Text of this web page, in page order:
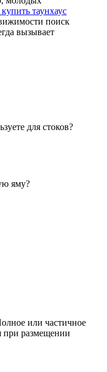
таунхаус
поиск
вызывает
для стоков?
яму?
или частичное
при размещении